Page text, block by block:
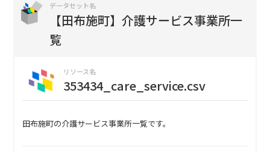
データセット名
【田布施町】介護サービス事業所一
覧
リソース名
353434_care_service.csv
田布施町の介護サービス事業所一覧です。